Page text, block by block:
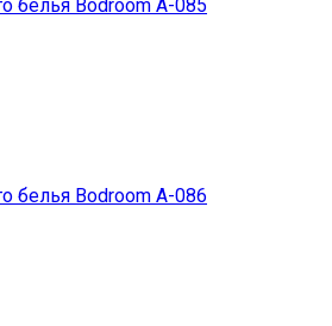
белья Bodroom A-085
белья Bodroom A-086